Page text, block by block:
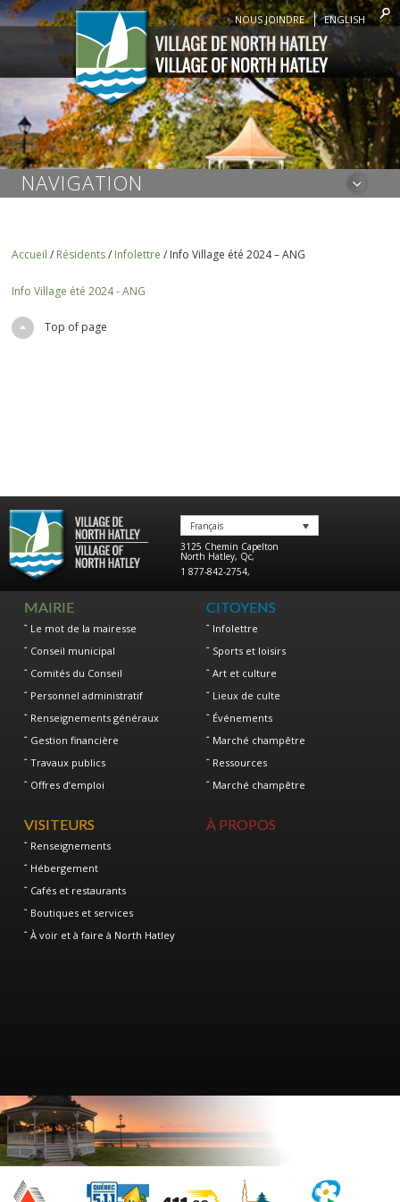
NOUS JOINDRE ENGLISH
NAVIGATION
Accueil / Résidents/ Infolettre / Info Village été 2024 – ANG
Info Village été 2024 - ANG
Top of page
Français
3125 Chemin Capelton
North Hatley, Qc,
1 877-842-2754,
MAIRIE
Le mot de la mairesse
Conseil municipal
Comités du Conseil
Personnel administratif
Renseignements généraux
Gestion financière
Travaux publics
Offres d’emploi
CITOYENS
Infolettre
Sports et loisirs
Art et culture
Lieux de culte
Événements
Marché champêtre
Ressources
Marché champêtre
VISITEURS
Renseignements
Hébergement
Cafés et restaurants
Boutiques et services
À voir et à faire à North Hatley
À PROPOS